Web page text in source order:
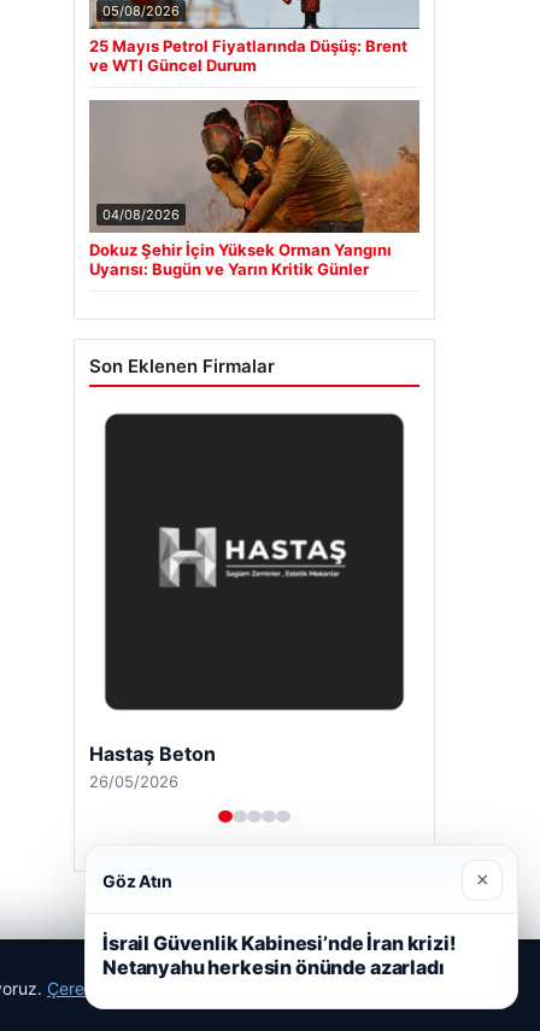
05/08/2026
25 Mayıs Petrol Fiyatlarında Düşüş: Brent
ve WTI Güncel Durum
04/08/2026
Dokuz Şehir İçin Yüksek Orman Yangını
Uyarısı: Bugün ve Yarın Kritik Günler
Son Eklenen Firmalar
Hastaş Beton
26/05/2026
Çerez Politikamız
Göz Atın ×
İsrail Güvenlik Kabinesi’nde İran krizi!
Netanyahu herkesin önünde azarladı